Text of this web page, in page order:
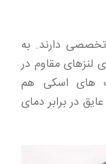
تخصصی دارند. به
لنزهای مقاوم در
های اسکی هم
در برابر دمای